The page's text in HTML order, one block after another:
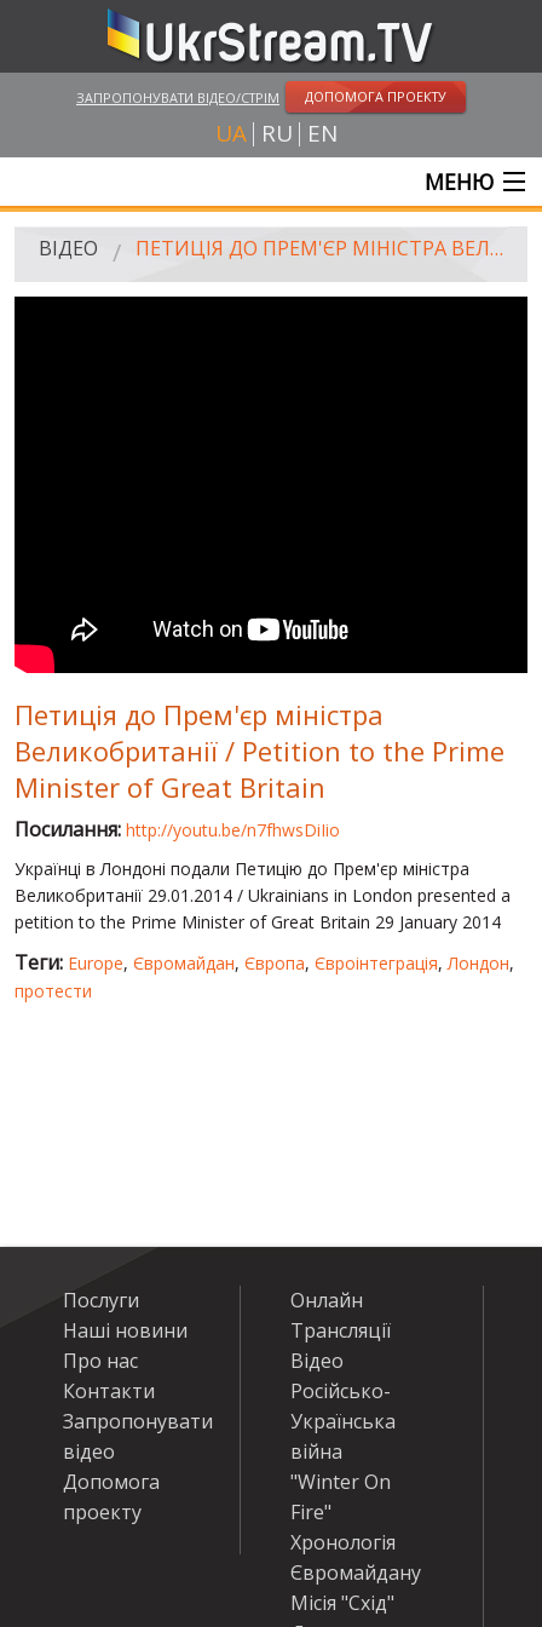
ЗАПРОПОНУВАТИ ВІДЕО/СТРІМ ДОПОМОГА ПРОЕКТУ
UA RU EN
МЕНЮ
ГОЛОВНА
ПУБЛІЧНІ ЛЮДИ
РОСІЙСЬКО-УКРАЇНСЬКА ВІЙНА
"WINTER ON FIRE"
ХРОНОЛОГІЯ ЄВРОМАЙДАНУ
ВІДЕО ПЕТИЦІЯ ДО ПРЕМ'ЄР МІНІСТРА ВЕЛИКОБРИТАНІЇ / PETITION TO THE PRIME MINISTER OF GREAT BRITAIN
Петиція до Прем'єр міністра
Великобританії / Petition to the Prime
Minister of Great Britain
Посилання: http://youtu.be/n7fhwsDiIio
Українці в Лондоні подали Петицію до Прем'єр міністра
Великобританії 29.01.2014 / Ukrainians in London presented a
petition to the Prime Minister of Great Britain 29 January 2014
Теги: Europe, Євромайдан, Європа, Євроінтеграція, Лондон,
протести
Послуги
Наші новини
Про нас
Контакти
Запропонувати
відео
Допомога
проекту
Онлайн
Трансляції
Відео
Російсько-
Українська
війна
"Winter On
Fire"
Хронологія
Євромайдану
Місія "Схід"